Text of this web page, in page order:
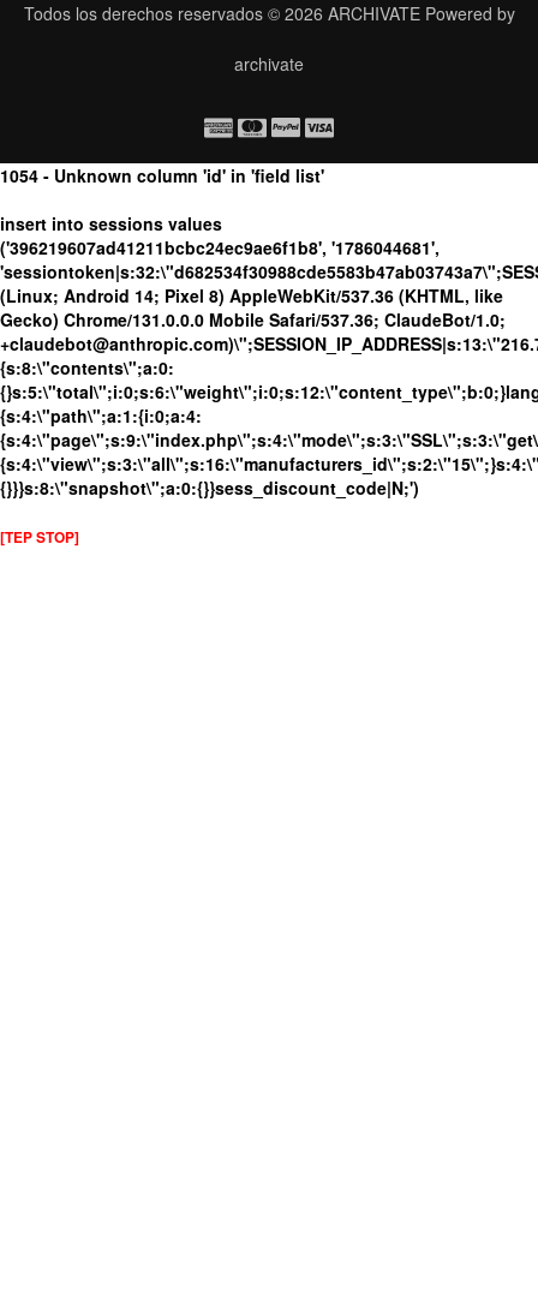
Todos los derechos reservados © 2026 ARCHIVATEPowered by
archivate
1054 - Unknown column 'id' in 'field list'
insert into sessions values
('396219607ad41211bcbc24ec9ae6f1b8', '1786044681',
(Linux; Android 14; Pixel 8) AppleWebKit/537.36 (KHTML, like
Gecko) Chrome/131.0.0.0 Mobile Safari/537.36; ClaudeBot/1.0;
{s:8:\"contents\";a:0:
{s:4:\"path\";a:1:{i:0;a:4:
{}}}s:8:\"snapshot\";a:0:{}}sess_discount_code|N;')
[TEP STOP]